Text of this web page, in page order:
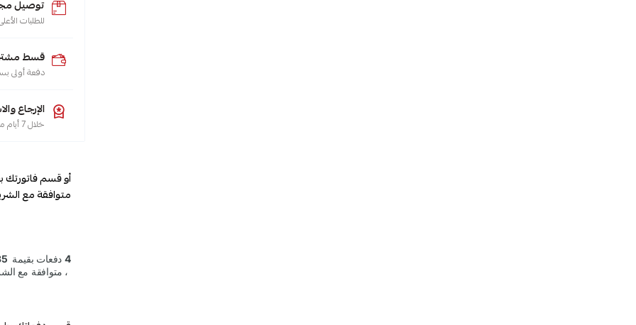
توصيل
للطلبات الأعلى من 200 ريال لجميع
قسط
دفعة أولى
الإرجاع
خلال 7 أيام من تاريخ الاستلام، هو حقك تضمنه، حسب سياسة الاسترجاع
أو قسم فاتورتك
متوافقة مع